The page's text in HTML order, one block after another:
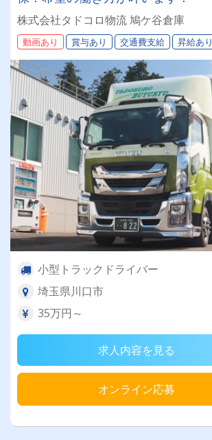
株式会社タドコロ物流 鳩ケ谷倉庫
動画あり 賞与あり 交通費支給 昇給あり
小型トラックドライバー
埼玉県川口市
35万円～
求人内容を見る
オンライン応募